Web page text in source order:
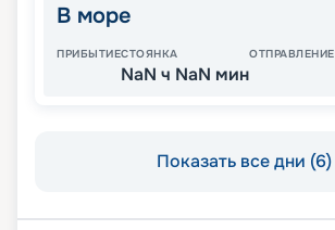
В море
ПРИБЫТИЕСТОЯНКА
NaN ч NaN мин
ОТПРАВЛЕНИЕ
Показать все дни (6)